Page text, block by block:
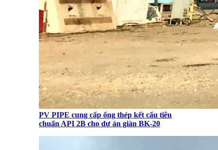
PV PIPE cung cấp ống thép kết cấu tiêu
chuẩn API 2B cho dự án giàn BK-20